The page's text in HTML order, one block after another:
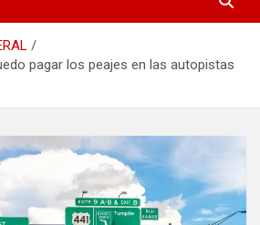
pagar los peajes en las autopistas